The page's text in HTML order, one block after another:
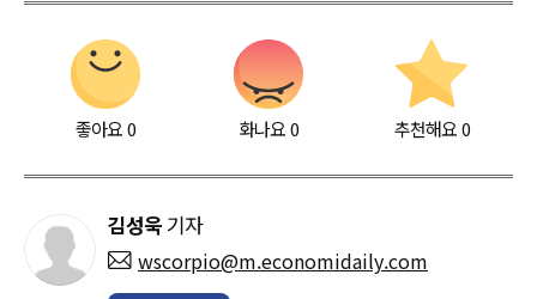
좋아요0 화나요0 추천해요 0
김성욱 기자
wscorpio@m.economidaily.com